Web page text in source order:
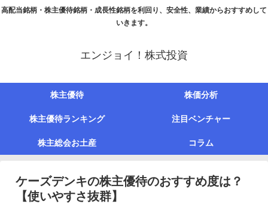
高配当銘柄・株主優待銘柄・成長性銘柄を利回り、安全性、業績からおすすめして
いきます。
エンジョイ！株式投資
株主優待 株価分析
株主優待ランキング 注目ベンチャー
株主総会お土産 コラム
ケーズデンキの株主優待のおすすめ度は？
【使いやすさ抜群】